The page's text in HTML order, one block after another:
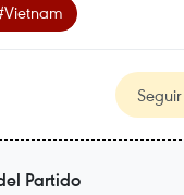
Partido